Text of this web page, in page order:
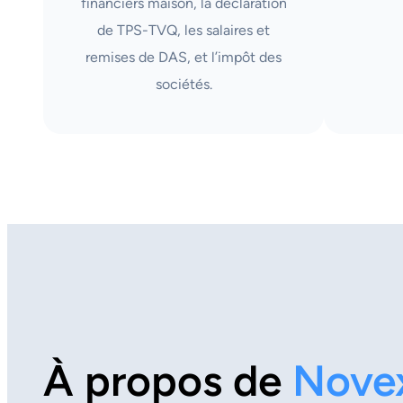
de TPS-TVQ, les salaires et
remises de DAS, et l’impôt des
sociétés.
À propos de